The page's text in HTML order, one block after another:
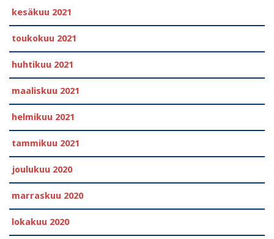
kesäkuu 2021
toukokuu 2021
huhtikuu 2021
maaliskuu 2021
helmikuu 2021
tammikuu 2021
joulukuu 2020
marraskuu 2020
lokakuu 2020